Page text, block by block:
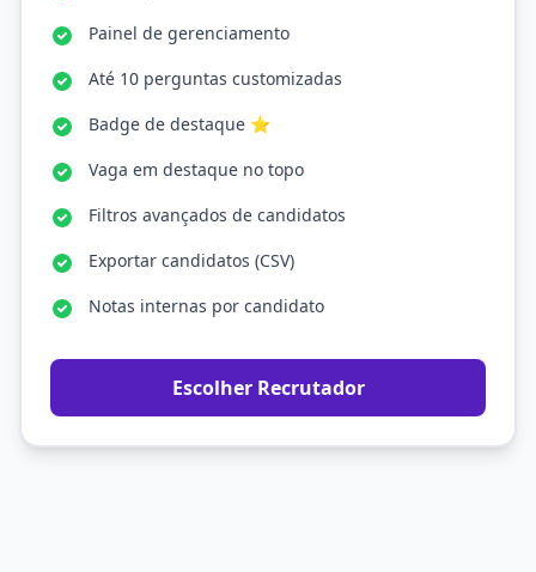
Painel de gerenciamento
Até 10 perguntas customizadas
Badge de destaque ⭐
Vaga em destaque no topo
Filtros avançados de candidatos
Exportar candidatos (CSV)
Notas internas por candidato
Escolher Recrutador